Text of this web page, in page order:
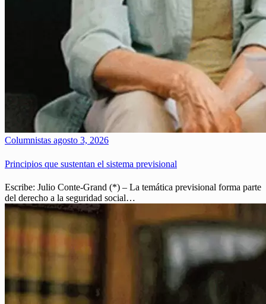
Columnistas agosto 3, 2026
Principios que sustentan el sistema previsional
Escribe: Julio Conte-Grand (*) – La temática previsional forma parte
del derecho a la seguridad social…